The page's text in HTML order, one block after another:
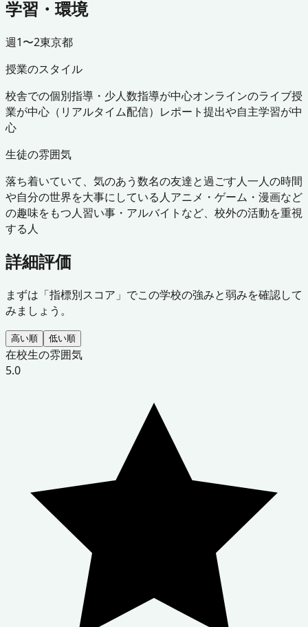
学習・環境
週1〜2東京都
授業のスタイル
校舎での個別指導・少人数指導が中心オンラインのライブ授
業が中心（リアルタイム配信） レポート提出や自主学習が中
心
生徒の雰囲気
落ち着いていて、気のあう数名の友達と過ごす人一人の時間
や自分の世界を大事にしている人アニメ・ゲーム・漫画など
の趣味をもつ人習い事・アルバイトなど、校外の活動を重視
する人
詳細評価
まずは「指標別スコア」でこの学校の強みと弱みを確認して
みましょう。
高い順 低い順
在校生の雰囲気
5.0